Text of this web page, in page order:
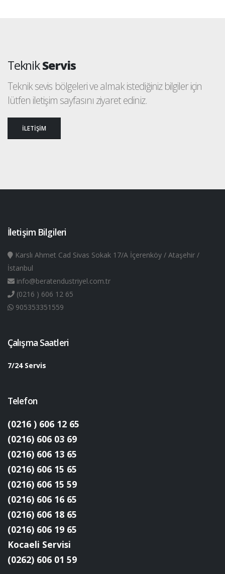
TeknikServis
Teknik sevis bölgeleri ve almak istediğiniz bilgiler için
lütfen iletişim sayfasını ziyaret ediniz.
İLETİŞİM
İletişim Bilgileri
Karslı Ahmet Cad Sivas Sokak 17/A İçerenköy / Ataşehir /
İstanbul
info@beratendustriyel.com.tr
(0216 ) 606 12 65
905353351559
Çalışma Saatleri
7/24 Servis
Telefon
(0216 ) 606 12 65
(0216) 606 03 69
(0216) 606 13 65
(0216) 606 15 65
(0216) 606 15 59
(0216) 606 16 65
(0216) 606 18 65
(0216) 606 19 65
Kocaeli Servisi
(0262) 606 01 59